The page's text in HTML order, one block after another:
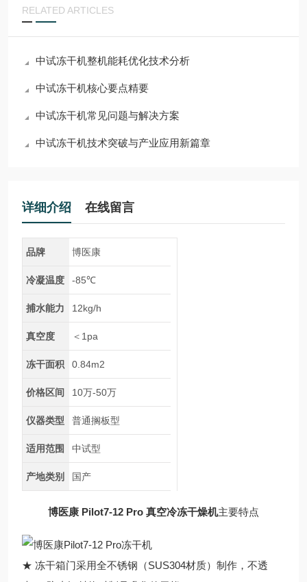
RELATED ARTICLES
中试冻干机整机能耗优化技术分析
中试冻干机核心要点精要
中试冻干机常见问题与解决方案
中试冻干机技术突破与产业应用新篇章
详细介绍 在线留言
品牌 博医康
冷凝温度 -85℃
捕水能力 12kg/h
真空度 ＜1pa
冻干面积 0.84m2
价格区间 10万-50万
仪器类型 普通搁板型
适用范围 中试型
产地类别 国产
博医康 Pilot7-12 Pro 真空冷冻干燥机主要特点
★ 冻干箱门采用全不锈钢（SUS304材质）制作，不透